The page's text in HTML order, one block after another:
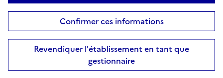
Confirmer ces informations
Revendiquer l'établissement en tant que
gestionnaire